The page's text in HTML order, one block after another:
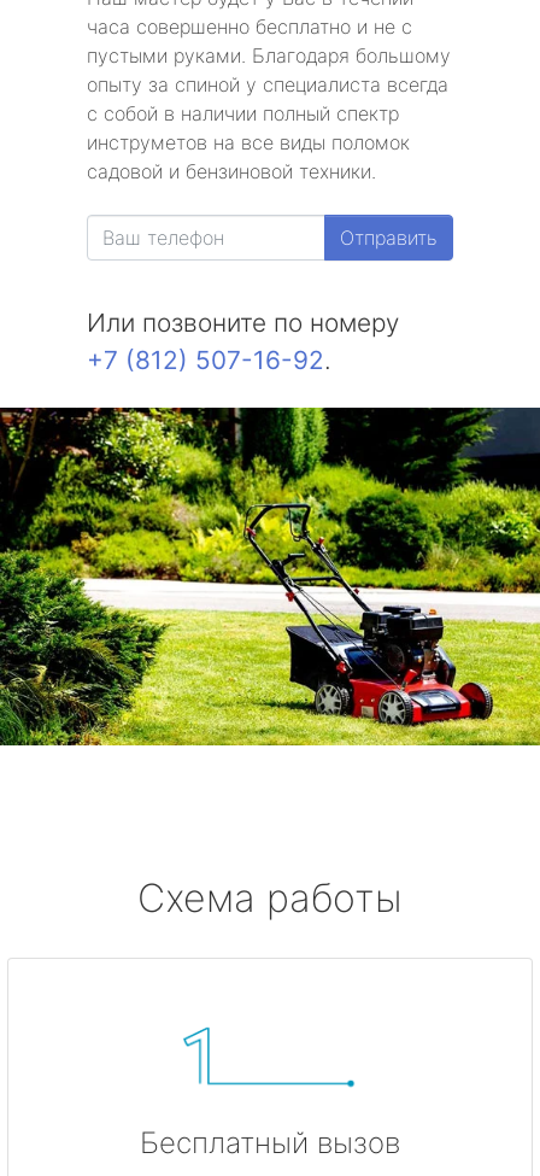
часа совершенно бесплатно и не с
пустыми руками. Благодаря большому
опыту за спиной у специалиста всегда
с собой в наличии полный спектр
инструметов на все виды поломок
садовой и бензиновой техники.
Отправить
Или позвоните по номеру
+7 (812) 507-16-92.
Схема работы
Бесплатный вызов